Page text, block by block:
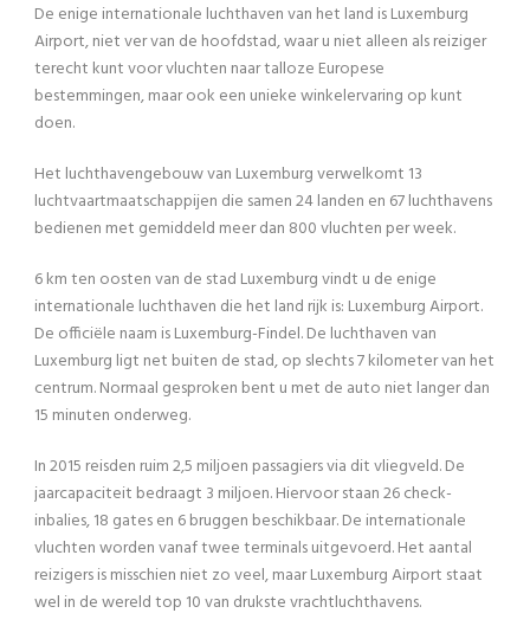
De enige internationale luchthaven van het land is Luxemburg
Airport, niet ver van de hoofdstad, waar u niet alleen als reiziger
terecht kunt voor vluchten naar talloze Europese
bestemmingen, maar ook een unieke winkelervaring op kunt
doen.
Het luchthavengebouw van Luxemburg verwelkomt 13
luchtvaartmaatschappijen die samen 24 landen en 67 luchthavens
bedienen met gemiddeld meer dan 800 vluchten per week.
6 km ten oosten van de stad Luxemburg vindt u de enige
internationale luchthaven die het land rijk is: Luxemburg Airport.
De officiële naam is Luxemburg-Findel. De luchthaven van
Luxemburg ligt net buiten de stad, op slechts 7 kilometer van het
centrum. Normaal gesproken bent u met de auto niet langer dan
15 minuten onderweg.
In 2015 reisden ruim 2,5 miljoen passagiers via dit vliegveld. De
jaarcapaciteit bedraagt 3 miljoen. Hiervoor staan 26 check-
inbalies, 18 gates en 6 bruggen beschikbaar. De internationale
vluchten worden vanaf twee terminals uitgevoerd. Het aantal
reizigers is misschien niet zo veel, maar Luxemburg Airport staat
wel in de wereld top 10 van drukste vrachtluchthavens.